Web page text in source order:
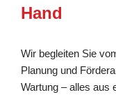
Hand
Wir begleiten Sie
Planung und
Wartung – alles aus